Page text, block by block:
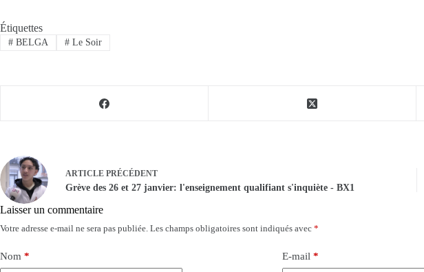
Étiquettes
#BELGA #Le Soir
ARTICLE PRÉCÉDENT
Grève des 26 et 27 janvier: l'enseignement qualifiant s'inquiète - BX1
Laisser un commentaire
Votre adresse e-mail ne sera pas publiée. Les champs obligatoires sont indiqués avec *
Nom * E-mail*